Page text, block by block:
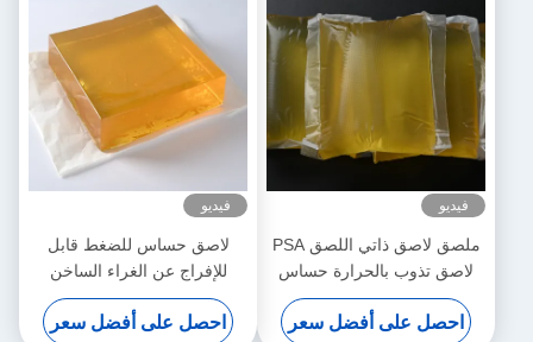
فيديو
ملصق لاصق ذاتي اللصق PSA
لاصق تذوب بالحرارة حساس
بالضغط الساخن
احصل على أفضل سعر
فيديو
لاصق حساس للضغط قابل
للإفراج عن الغراء الساخن
المقاوم للماء لورق تزيين الجدار
ثلاثي الأبعاد
احصل على أفضل سعر